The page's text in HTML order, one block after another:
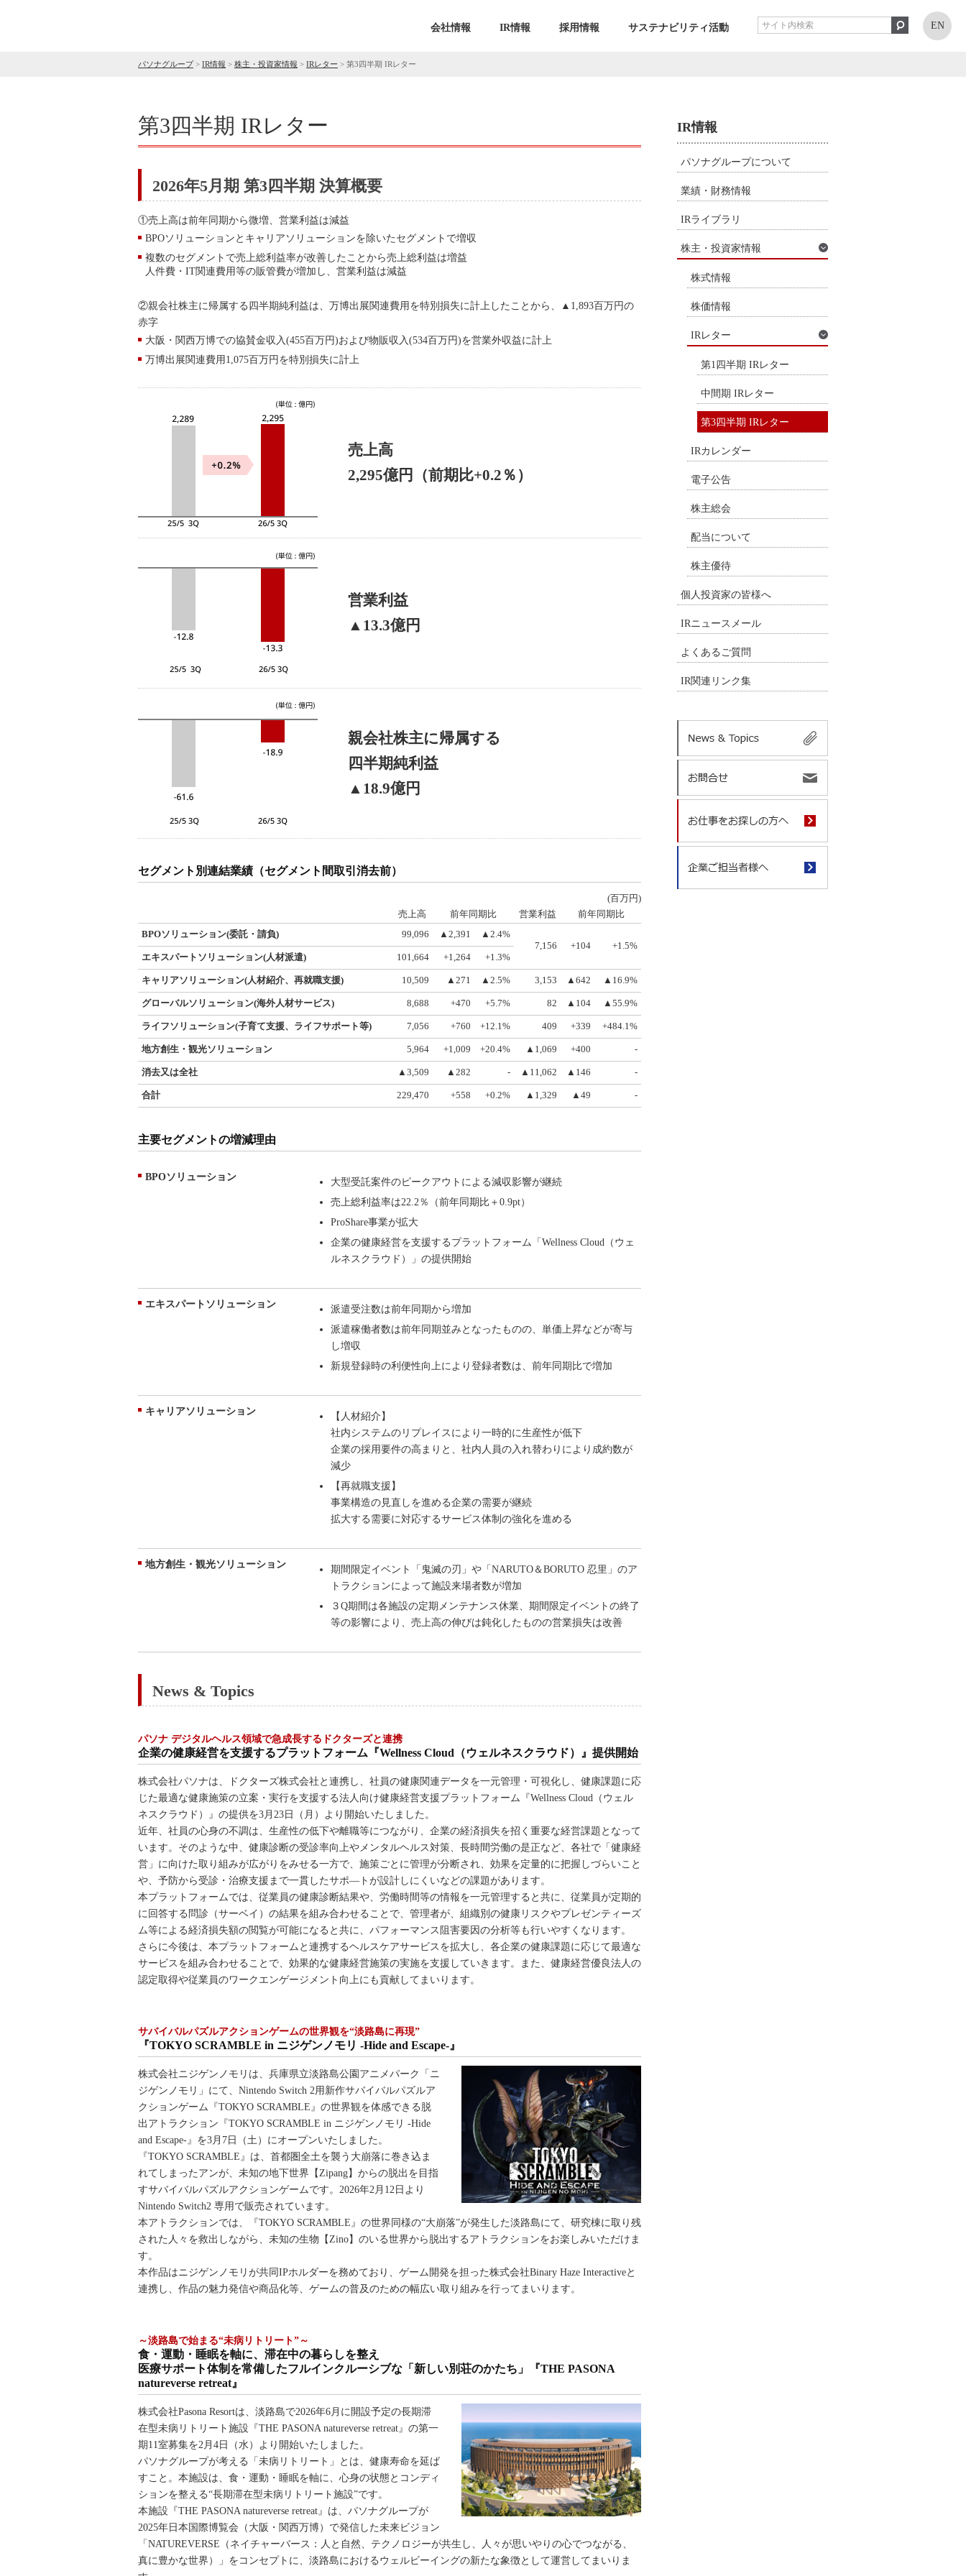
会社情報 IR情報 採用情報 サステナビリティ活動 EN
パソナグループ> IR情報 > 株主・投資家情報 > IRレター > 第3四半期 IRレター
第3四半期 IRレター
2026年5月期 第3四半期 決算概要
①売上高は前年同期から微増、営業利益は減益
BPOソリューションとキャリアソリューションを除いたセグメントで増収
複数のセグメントで売上総利益率が改善したことから売上総利益は増益
人件費・IT関連費用等の販管費が増加し、営業利益は減益
②親会社株主に帰属する四半期純利益は、万博出展関連費用を特別損失に計上したことから、▲1,893百万円の
赤字
大阪・関西万博での協賛金収入(455百万円)および物販収入(534百万円)を営業外収益に計上
万博出展関連費用1,075百万円を特別損失に計上
売上高
2,295億円（前期比+0.2％）
営業利益
▲13.3億円
親会社株主に帰属する
四半期純利益
▲18.9億円
セグメント別連結業績（セグメント間取引消去前）
(百万円)
売上高
前年同期比 営業利益
前年同期比
BPOソリューション(委託・請負)
99,096 ▲2,391
▲2.4%
7,156
+104
+1.5%
エキスパートソリューション(人材派遣)
101,664 +1,264 +1.3%
キャリアソリューション(人材紹介、再就職支援) 10,509 ▲271 ▲2.5% 3,153 ▲642 ▲16.9%
グローバルソリューション(海外人材サービス) 8,688 +470 +5.7% 82 ▲104 ▲55.9%
ライフソリューション(子育て支援、ライフサポート等) 7,056 +760 +12.1% 409 +339 +484.1%
地方創生・観光ソリューション 5,964 +1,009 +20.4% ▲1,069 +400 -
消去又は全社 ▲3,509 ▲282 - ▲11,062 ▲146 -
合計 229,470 +558 +0.2% ▲1,329 ▲49 -
主要セグメントの増減理由
BPOソリューション
大型受託案件のピークアウトによる減収影響が継続
売上総利益率は22.2％（前年同期比＋0.9pt）
ProShare事業が拡大
企業の健康経営を支援するプラットフォーム「Wellness Cloud（ウェ
ルネスクラウド）」の提供開始
エキスパートソリューション
派遣受注数は前年同期から増加
派遣稼働者数は前年同期並みとなったものの、単価上昇などが寄与
し増収
新規登録時の利便性向上により登録者数は、前年同期比で増加
キャリアソリューション
【人材紹介】
社内システムのリプレイスにより一時的に生産性が低下
企業の採用要件の高まりと、社内人員の入れ替わりにより成約数が
減少
【再就職支援】
事業構造の見直しを進める企業の需要が継続
拡大する需要に対応するサービス体制の強化を進める
地方創生・観光ソリューション
期間限定イベント「鬼滅の刃」や「NARUTO＆BORUTO 忍里」のア
トラクションによって施設来場者数が増加
３Q期間は各施設の定期メンテナンス休業、期間限定イベントの終了
等の影響により、売上高の伸びは鈍化したものの営業損失は改善
News & Topics
パソナ デジタルヘルス領域で急成長するドクターズと連携
企業の健康経営を支援するプラットフォーム『Wellness Cloud（ウェルネスクラウド）』提供開始
株式会社パソナは、ドクターズ株式会社と連携し、社員の健康関連データを一元管理・可視化し、健康課題に応
じた最適な健康施策の立案・実行を支援する法人向け健康経営支援プラットフォーム『Wellness Cloud（ウェル
ネスクラウド）』の提供を3月23日（月）より開始いたしました。
近年、社員の心身の不調は、生産性の低下や離職等につながり、企業の経済損失を招く重要な経営課題となって
います。そのような中、健康診断の受診率向上やメンタルヘルス対策、長時間労働の是正など、各社で「健康経
営」に向けた取り組みが広がりをみせる一方で、施策ごとに管理が分断され、効果を定量的に把握しづらいこと
や、予防から受診・治療支援まで一貫したサポ―トが設計しにくいなどの課題があります。
本プラットフォームでは、従業員の健康診断結果や、労働時間等の情報を一元管理すると共に、従業員が定期的
に回答する問診（サーベイ）の結果を組み合わせることで、管理者が、組織別の健康リスクやプレゼンティーズ
ム等による経済損失額の閲覧が可能になると共に、パフォーマンス阻害要因の分析等も行いやすくなります。
さらに今後は、本プラットフォームと連携するヘルスケアサービスを拡大し、各企業の健康課題に応じて最適な
サービスを組み合わせることで、効果的な健康経営施策の実施を支援していきます。また、健康経営優良法人の
認定取得や従業員のワークエンゲージメント向上にも貢献してまいります。
サバイバルパズルアクションゲームの世界観を“淡路島に再現”
『TOKYO SCRAMBLE in ニジゲンノモリ -Hide and Escape-』
株式会社ニジゲンノモリは、兵庫県立淡路島公園アニメパーク「ニ
ジゲンノモリ」にて、Nintendo Switch 2用新作サバイバルパズルア
クションゲーム『TOKYO SCRAMBLE』の世界観を体感できる脱
出アトラクション『TOKYO SCRAMBLE in ニジゲンノモリ -Hide
and Escape-』を3月7日（土）にオープンいたしました。
『TOKYO SCRAMBLE』は、首都圏全土を襲う大崩落に巻き込ま
れてしまったアンが、未知の地下世界【Zipang】からの脱出を目指
すサバイバルパズルアクションゲームです。2026年2月12日より
Nintendo Switch2 専用で販売されています。
本アトラクションでは、『TOKYO SCRAMBLE』の世界同様の“大崩落”が発生した淡路島にて、研究棟に取り残
された人々を救出しながら、未知の生物【Zino】のいる世界から脱出するアトラクションをお楽しみいただけま
す。
本作品はニジゲンノモリが共同IPホルダーを務めており、ゲーム開発を担った株式会社Binary Haze Interactiveと
連携し、作品の魅力発信や商品化等、ゲームの普及のための幅広い取り組みを行ってまいります。
～淡路島で始まる“未病リトリート”～
食・運動・睡眠を軸に、滞在中の暮らしを整え
医療サポート体制を常備したフルインクルーシブな「新しい別荘のかたち」『THE PASONA
natureverse retreat』
株式会社Pasona Resortは、淡路島で2026年6月に開設予定の長期滞
在型未病リトリート施設『THE PASONA natureverse retreat』の第一
期11室募集を2月4日（水）より開始いたしました。
パソナグループが考える「未病リトリート」とは、健康寿命を延ば
すこと。本施設は、食・運動・睡眠を軸に、心身の状態とコンディ
ションを整える“長期滞在型未病リトリート施設”です。
本施設『THE PASONA natureverse retreat』は、パソナグループが
2025年日本国際博覧会（大阪・関西万博）で発信した未来ビジョン
「NATUREVERSE（ネイチャーバース：人と自然、テクノロジーが共生し、人々が思いやりの心でつながる、
真に豊かな世界）」をコンセプトに、淡路島におけるウェルビーイングの新たな象徴として運営してまいりま
IR情報
パソナグループについて
業績・財務情報
IRライブラリ
株主・投資家情報
株式情報
株価情報
IRレター
第1四半期 IRレター
中間期 IRレター
第3四半期 IRレター
IRカレンダー
電子公告
株主総会
配当について
株主優待
個人投資家の皆様へ
IRニュースメール
よくあるご質問
IR関連リンク集